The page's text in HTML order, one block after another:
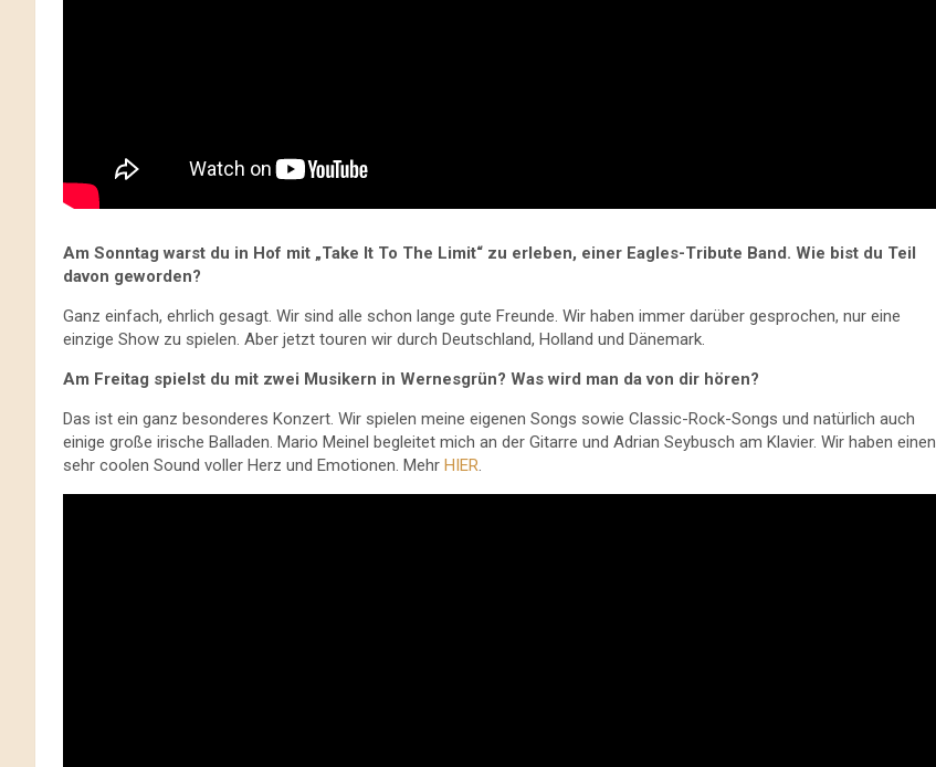
Am Sonntag warst du in Hof mit „Take It To The Limit“ zu erleben, einer Eagles-Tribute Band. Wie bist du Teil
davon geworden?
Ganz einfach, ehrlich gesagt. Wir sind alle schon lange gute Freunde. Wir haben immer darüber gesprochen, nur eine
einzige Show zu spielen. Aber jetzt touren wir durch Deutschland, Holland und Dänemark.
Am Freitag spielst du mit zwei Musikern in Wernesgrün? Was wird man da von dir hören?
Das ist ein ganz besonderes Konzert. Wir spielen meine eigenen Songs sowie Classic-Rock-Songs und natürlich auch
einige große irische Balladen. Mario Meinel begleitet mich an der Gitarre und Adrian Seybusch am Klavier. Wir haben einen
sehr coolen Sound voller Herz und Emotionen. Mehr HIER.